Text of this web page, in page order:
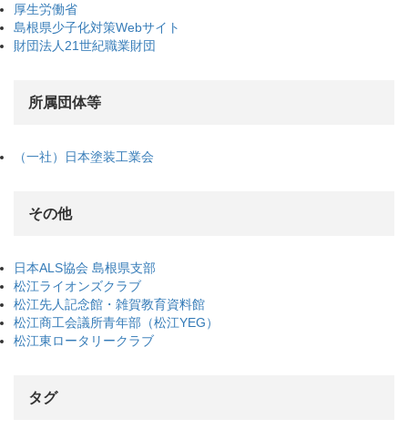
厚生労働省
島根県少子化対策Webサイト
財団法人21世紀職業財団
所属団体等
（一社）日本塗装工業会
その他
日本ALS協会 島根県支部
松江ライオンズクラブ
松江先人記念館・雑賀教育資料館
松江商工会議所青年部（松江YEG）
松江東ロータリークラブ
タグ